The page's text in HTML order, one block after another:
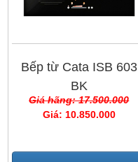
Bếp từ Cata ISB 603
BK
Giá hãng: 17.500.000
Giá: 10.850.000